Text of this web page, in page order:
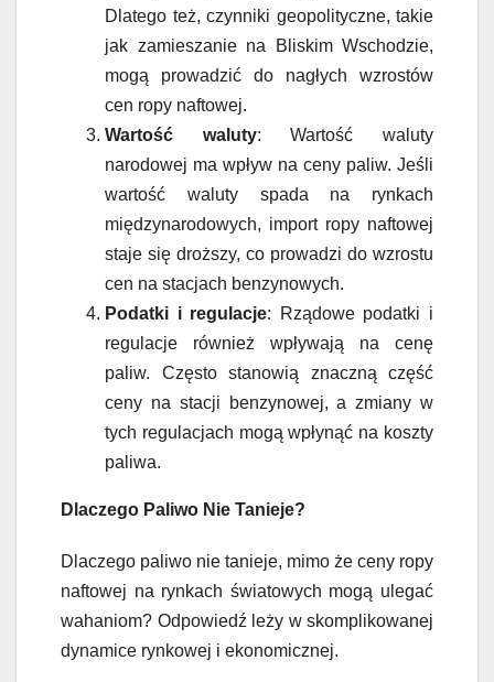
Dlatego też, czynniki geopolityczne, takie
jak zamieszanie na Bliskim Wschodzie,
mogą prowadzić do nagłych wzrostów
cen ropy naftowej.
Wartość waluty: Wartość waluty
narodowej ma wpływ na ceny paliw. Jeśli
wartość waluty spada na rynkach
międzynarodowych, import ropy naftowej
staje się droższy, co prowadzi do wzrostu
cen na stacjach benzynowych.
Podatki i regulacje: Rządowe podatki i
regulacje również wpływają na cenę
paliw. Często stanowią znaczną część
ceny na stacji benzynowej, a zmiany w
tych regulacjach mogą wpłynąć na koszty
paliwa.
Dlaczego Paliwo Nie Tanieje?
Dlaczego paliwo nie tanieje, mimo że ceny ropy
naftowej na rynkach światowych mogą ulegać
wahaniom? Odpowiedź leży w skomplikowanej
dynamice rynkowej i ekonomicznej.